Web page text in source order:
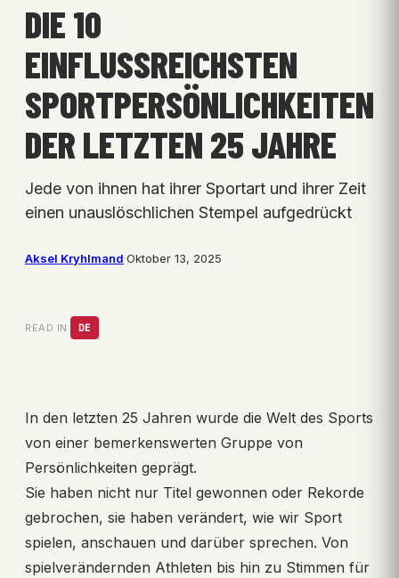
DIE 10
EINFLUSSREICHSTEN
SPORTPERSÖNLICHKEITEN
DER LETZTEN 25 JAHRE
Jede von ihnen hat ihrer Sportart und ihrer Zeit
einen unauslöschlichen Stempel aufgedrückt
Aksel Kryhlmand·Oktober 13, 2025
READ IN: DE
In den letzten 25 Jahren wurde die Welt des Sports
von einer bemerkenswerten Gruppe von
Persönlichkeiten geprägt.
Sie haben nicht nur Titel gewonnen oder Rekorde
gebrochen, sie haben verändert, wie wir Sport
spielen, anschauen und darüber sprechen. Von
spielverändernden Athleten bis hin zu Stimmen für